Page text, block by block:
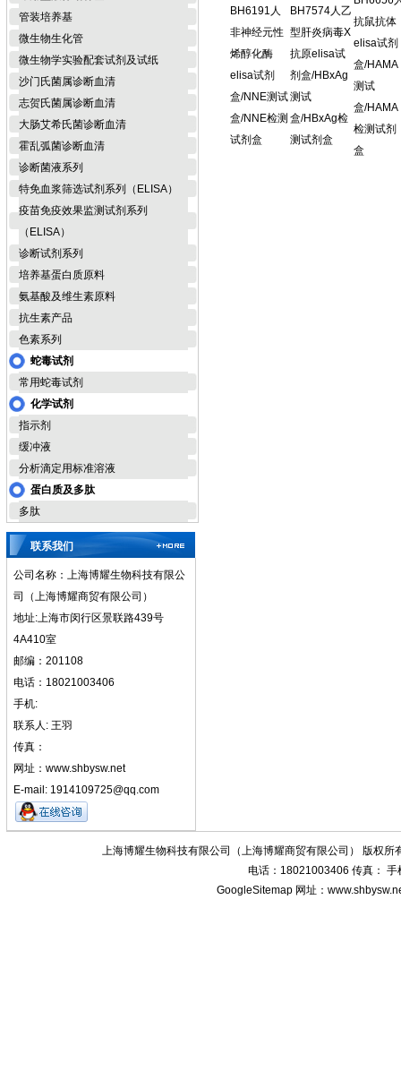
管装培养基
微生物生化管
微生物学实验配套试剂及试纸
沙门氏菌属诊断血清
志贺氏菌属诊断血清
大肠艾希氏菌诊断血清
霍乱弧菌诊断血清
诊断菌液系列
特免血浆筛选试剂系列（ELISA）
疫苗免疫效果监测试剂系列
（ELISA）
诊断试剂系列
培养基蛋白质原料
氨基酸及维生素原料
抗生素产品
色素系列
蛇毒试剂
常用蛇毒试剂
化学试剂
指示剂
缓冲液
分析滴定用标准溶液
蛋白质及多肽
多肽
联系我们
公司名称：上海博耀生物科技有限公
司（上海博耀商贸有限公司）
地址:上海市闵行区景联路439号
4A410室
邮编：201108
电话：18021003406
手机:
联系人: 王羽
传真：
网址：www.shbysw.net
E-mail: 1914109725@qq.com
BH6191人
非神经元性
烯醇化酶
elisa试剂
盒/NNE测试
盒/NNE检测
试剂盒
BH7574人乙
型肝炎病毒X
抗原elisa试
剂盒/HBxAg
测试
盒/HBxAg检
测试剂盒
抗鼠抗体
elisa试剂
盒/HAMA
测试
盒/HAMA
检测试剂
盒
上海博耀生物科技有限公司（上海博耀商贸有限公司） 版权所
电话：18021003406 传真： 手
GoogleSitemap 网址：